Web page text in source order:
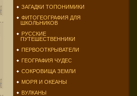
ЗАГАДКИ ТОПОНИМИКИ
ФИТОГЕОГРАФИЯ ДЛЯ
ШКОЛЬНИКОВ
РУССКИЕ
ПУТЕШЕСТВЕННИКИ
ПЕРВООТКРЫВАТЕЛИ
ГЕОГРАФИЯ ЧУДЕС
СОКРОВИЩА ЗЕМЛИ
МОРЯ И ОКЕАНЫ
ВУЛКАНЫ